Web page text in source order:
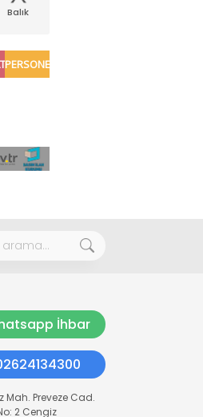
Balık
İhbar
Mah. Preveze Cad.
2 Cengiz